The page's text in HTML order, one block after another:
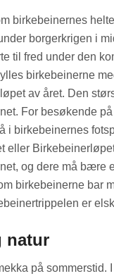
birkebeinernes
borgerkrigen i
til fred under den
birkebeinerne
av året. Den
For besøkende
i birkebeinernes
eller
og dere må bære
birkebeinerne bar
er
natur
på